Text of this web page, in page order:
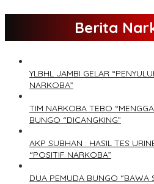
Berita
YLBHL JAMBI GELAR
NARKOBA”
TIM NARKOBA TEBO
BUNGO “DICANGKING”
AKP SUBHAN : HASIL TES
“POSITIF NARKOBA”
DUA PEMUDA BUNGO “BAWA